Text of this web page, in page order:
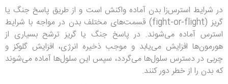
در شرایط استرس‌زا بدن آماده واکنش است و از طریق پاسخ جنگ یا
گریز (fight-or-flight) قسمت‌های مختلف بدن در مواجه با شرایط
استرس آماده می‌شوند. در پاسخ جنگ یا گریز ترشح بسیاری از
هورمون‌ها افزایش می‌یابد و موجب ذخیره انرژی، افزایش گلوکز و
چربی در دسترس سلول‌ها می‌گردد، سپس این سلول‌ها آماده می‌شوند
که بدن را از خطر دور کنند.